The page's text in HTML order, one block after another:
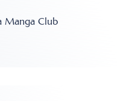
Manga Club